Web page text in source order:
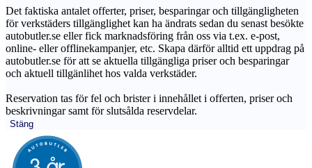
Det faktiska antalet offerter, priser, besparingar och tillgängligheten
för verkstäders tillgänglighet kan ha ändrats sedan du senast besökte
autobutler.se eller fick marknadsföring från oss via t.ex. e-post,
online- eller offlinekampanjer, etc. Skapa därför alltid ett uppdrag på
autobutler.se för att se aktuella tillgängliga priser och besparingar
och aktuell tillgänlihet hos valda verkstäder.
Reservation tas för fel och brister i innehållet i offerten, priser och
beskrivningar samt för slutsålda reservdelar.
Stäng